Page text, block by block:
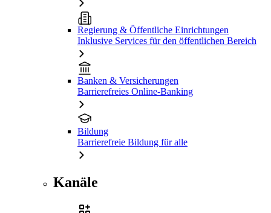
Regierung & Öffentliche Einrichtungen
Inklusive Services für den öffentlichen Bereich
Banken & Versicherungen
Barrierefreies Online-Banking
Bildung
Barrierefreie Bildung für alle
Kanäle